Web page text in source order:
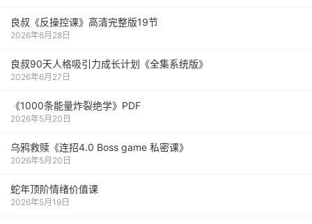
良叔《反操控课》高清完整版19节
2026年6月28日
良叔90天人格吸引力成长计划《全集系统版》
2026年6月27日
《1000‮能条‬‎量‮裂炸‬‎绝学》PDF
2026年5月20日
乌鸦救赎《连招4.0 Boss game 私密课》
2026年5月20日
蛇年顶阶情绪价值课
2026年5月19日